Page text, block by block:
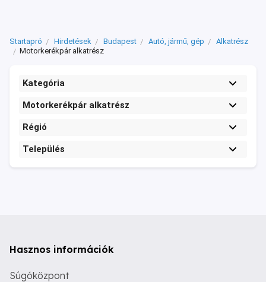
Startapró Hirdetések Budapest Autó, jármű, gép
Alkatrész
Motorkerékpár alkatrész
Kategória
Motorkerékpár alkatrész
Régió
Település
Hasznos információk
Súgóközpont